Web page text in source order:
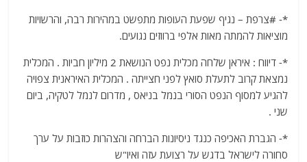
*- #צרפת – נגיף שפעת העופות מתפשט במהירות רבה, והרשויות
מוציאות להמתה מאות אלפי ברווזים נגועים.
*- דיווח : איראן שלחה מכלית נפט הנושאת 2 מיליון חביות . המכלית
נמצאת קרוב לתעלת סואץ לפני חצייתה . המכלית האיראנית צפויה
להגיע למסוף הנפט הסורי בנמל בניאס , מדרום לנמל לטקיה, ביום
שני .
*- הגברת האכיפה כנגד ניסיונות הברחה והצהרות כוזבות על ערך
סחורה לישראל בדגש על רצועת עזה ואיו"ש